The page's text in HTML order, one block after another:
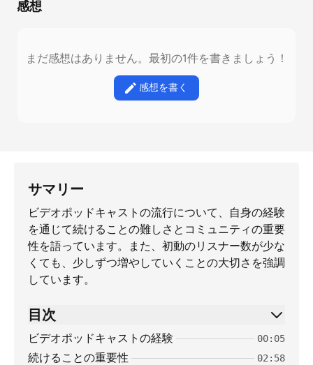
感想
まだ感想はありません。最初の1件を書きましょう！
感想を書く
サマリー
ビデオポッドキャストの流行について、自身の経験
を通じて続けることの難しさとコミュニティの重要
性を語っています。また、初動のリスナー数が少な
くても、少しずつ増やしていくことの大切さを強調
しています。
目次
ビデオポッドキャストの経験 00:05
続けることの重要性 02:58